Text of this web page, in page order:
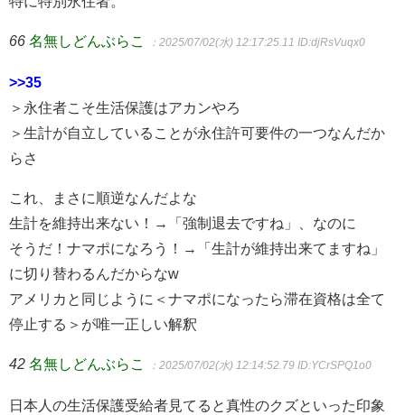
66 名無しどんぶらこ ：2025/07/02(水) 12:17:25.11 ID:djRsVuqx0
>>35
＞永住者こそ生活保護はアカンやろ
＞生計が自立していることが永住許可要件の一つなんだか
らさ
これ、まさに順逆なんだよな
生計を維持出来ない！→「強制退去ですね」、なのに
そうだ！ナマポになろう！→「生計が維持出来てますね」
に切り替わるんだからなw
アメリカと同じように＜ナマポになったら滞在資格は全て
停止する＞が唯一正しい解釈
42 名無しどんぶらこ ：2025/07/02(水) 12:14:52.79 ID:YCrSPQ1o0
日本人の生活保護受給者見てると真性のクズといった印象